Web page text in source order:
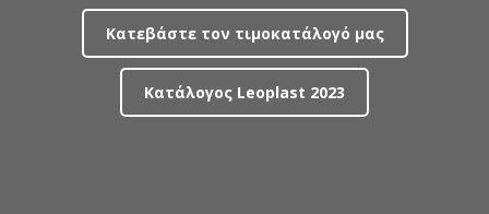
Κατεβάστε τον τιμοκατάλογό μας
Κατάλογος Leoplast 2023